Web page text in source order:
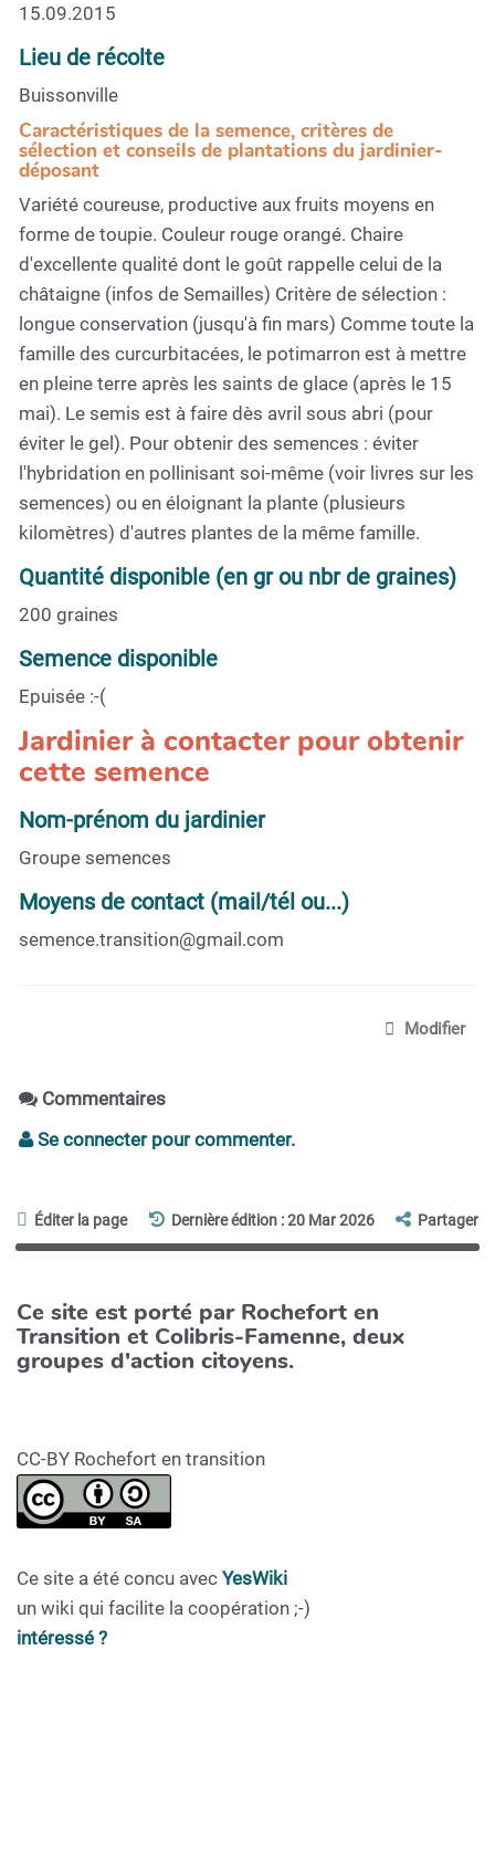
15.09.2015
Lieu de récolte
Buissonville
Caractéristiques de la semence, critères de
sélection et conseils de plantations du jardinier-
déposant
Variété coureuse, productive aux fruits moyens en
forme de toupie. Couleur rouge orangé. Chaire
d'excellente qualité dont le goût rappelle celui de la
châtaigne (infos de Semailles) Critère de sélection :
longue conservation (jusqu'à fin mars) Comme toute la
famille des curcurbitacées, le potimarron est à mettre
en pleine terre après les saints de glace (après le 15
mai). Le semis est à faire dès avril sous abri (pour
éviter le gel). Pour obtenir des semences : éviter
l'hybridation en pollinisant soi-même (voir livres sur les
semences) ou en éloignant la plante (plusieurs
kilomètres) d'autres plantes de la même famille.
Quantité disponible (en gr ou nbr de graines)
200 graines
Semence disponible
Epuisée :-(
Jardinier à contacter pour obtenir
cette semence
Nom-prénom du jardinier
Groupe semences
Moyens de contact (mail/tél ou...)
semence.transition@gmail.com
Modifier
Commentaires
Se connecter pour commenter.
Éditer la page Dernière édition : 20 Mar 2026 Partager
Ce site est porté par Rochefort en
Transition et Colibris-Famenne, deux
groupes d'action citoyens.
CC-BY Rochefort en transition
Ce site a été concu avec YesWiki
un wiki qui facilite la coopération ;-)
intéressé ?